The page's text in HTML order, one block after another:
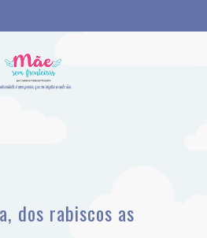
dos rabiscos as